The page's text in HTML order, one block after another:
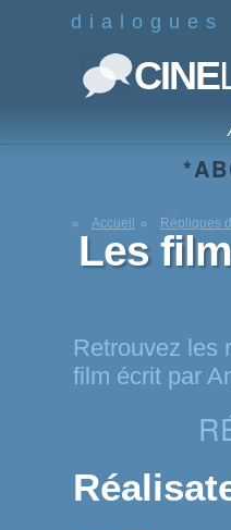
dialogues
CINE
*AB
Accueil Répliques
Les
Retrouvez les
film écrit par